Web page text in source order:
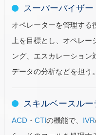
スーパーバイザー
オペレーターを管理する
上を目標とし、オペレ
ング、エスカレーション
データの分析などを担う。
スキルベースル
ACD ・ CTIの機能で、 IVR